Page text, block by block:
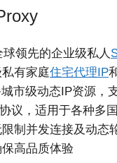
领先的企业级私人
有家庭住宅代理IP
城市级动态IP资源，
议，适用于各种多
制并发连接及动态
高品质体验